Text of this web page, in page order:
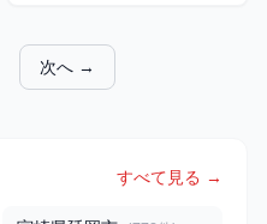
次へ →
すべて見る →